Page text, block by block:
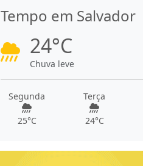
Tempo em Salvador
24°C
Chuva leve
Segunda
25°C
Terça
24°C